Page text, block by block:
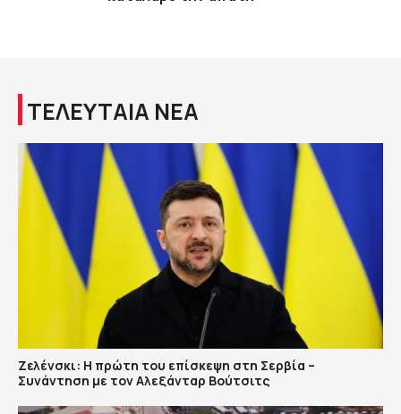
ΤΕΛΕΥΤΑΙΑ ΝΕΑ
Ζελένσκι: Η πρώτη του επίσκεψη στη Σερβία –
Συνάντηση με τον Αλεξάνταρ Βούτσιτς